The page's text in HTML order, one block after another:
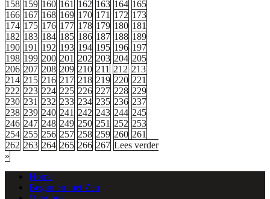
158 159 160 161 162 163 164 165
166 167 168 169 170 171 172 173
174 175 176 177 178 179 180 181
182 183 184 185 186 187 188 189
190 191 192 193 194 195 196 197
198 199 200 201 202 203 204 205
206 207 208 209 210 211 212 213
214 215 216 217 218 219 220 221
222 223 224 225 226 227 228 229
230 231 232 233 234 235 236 237
238 239 240 241 242 243 244 245
246 247 248 249 250 251 252 253
254 255 256 257 258 259 260 261
262 263 264 265 266 267 Lees verder
»
Home
Beginnen met Zen